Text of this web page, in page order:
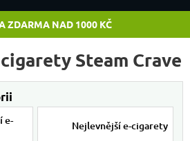
ZDARMA NAD 1000 KČ
Steam Crave
e-
Nejlevnější e-cigarety